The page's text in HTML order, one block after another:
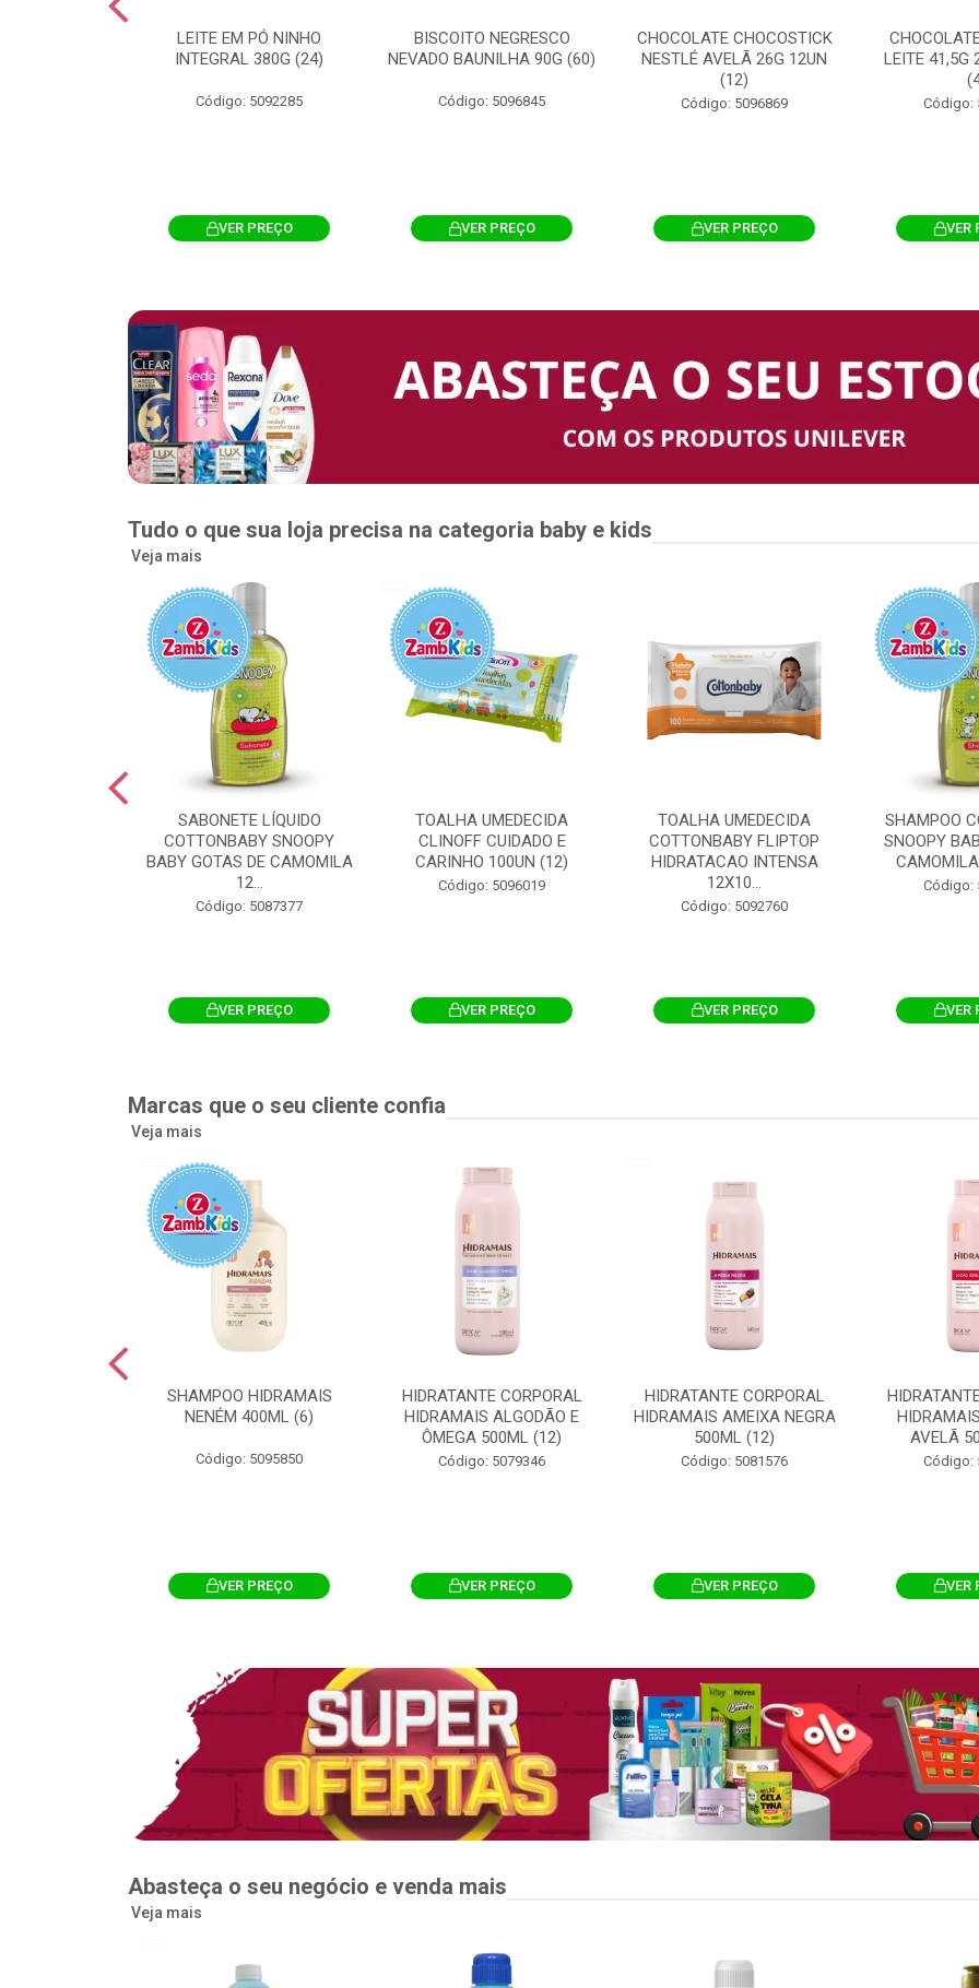
LEITE EM PÓ NINHO
INTEGRAL 380G (24)
Código: 5092285
VER PREÇO
BISCOITO NEGRESCO
NEVADO BAUNILHA 90G (60)
Código: 5096845
VER PREÇO
CHOCOLATE CHOCOSTICK
NESTLÉ AVELÃ 26G 12UN
(12)
Código: 5096869
VER PREÇO
LEITE 41,5G
Código:
VER
Tudo o que sua loja precisa na categoria baby e kids
Veja mais
SABONETE LÍQUIDO
COTTONBABY SNOOPY
BABY GOTAS DE CAMOMILA
12...
Código: 5087377
VER PREÇO
TOALHA UMEDECIDA
CLINOFF CUIDADO E
CARINHO 100UN (12)
Código: 5096019
VER PREÇO
TOALHA UMEDECIDA
COTTONBABY FLIPTOP
HIDRATACAO INTENSA
12X10...
Código: 5092760
VER PREÇO
SHAMPOO
SNOOPY
Código:
VER
Marcas que o seu cliente confia
Veja mais
SHAMPOO HIDRAMAIS
NENÉM 400ML (6)
Código: 5095850
VER PREÇO
HIDRATANTE CORPORAL
HIDRAMAIS ALGODÃO E
ÔMEGA 500ML (12)
Código: 5079346
VER PREÇO
HIDRATANTE CORPORAL
HIDRAMAIS AMEIXA NEGRA
500ML (12)
Código: 5081576
VER PREÇO
AVELÃ
Código:
VER
Abasteça o seu negócio e venda mais
Veja mais